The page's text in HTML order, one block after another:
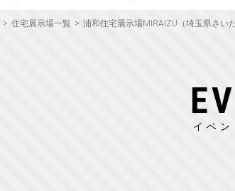
住宅展示場一覧 浦和住宅展示場MIRAIZU（埼玉県さいた
イベ